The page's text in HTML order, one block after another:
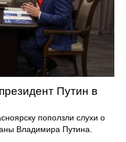
Путин в
поползли слухи о
Владимира Путина.